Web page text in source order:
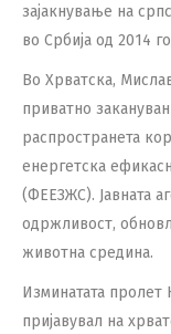
зајакнување на
во Србија од 2014
Во Хрватска,
приватно
распространета
енергетска
(ФЕЕЗЖС). Јавната
одржливост,
животна средина.
Изминатата пролет
пријавувал на